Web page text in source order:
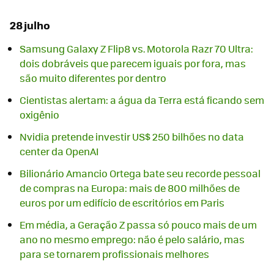
28 julho
Samsung Galaxy Z Flip8 vs. Motorola Razr 70 Ultra:
dois dobráveis que parecem iguais por fora, mas
são muito diferentes por dentro
Cientistas alertam: a água da Terra está ficando sem
oxigênio
Nvidia pretende investir US$ 250 bilhões no data
center da OpenAI
Bilionário Amancio Ortega bate seu recorde pessoal
de compras na Europa: mais de 800 milhões de
euros por um edifício de escritórios em Paris
Em média, a Geração Z passa só pouco mais de um
ano no mesmo emprego: não é pelo salário, mas
para se tornarem profissionais melhores